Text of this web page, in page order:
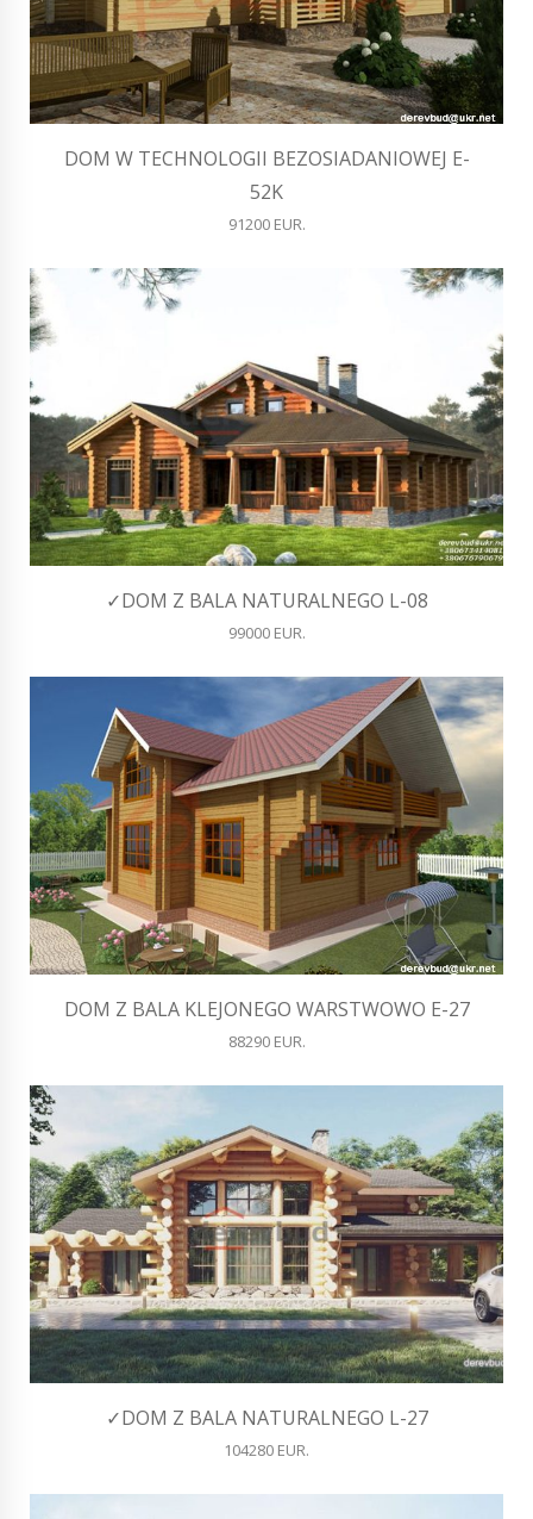
DOM W TECHNOLOGII BEZOSIADANIOWEJ E-
52K
91200 EUR.
✓DOM Z BALA NATURALNEGO L-08
99000 EUR.
DOM Z BALA KLEJONEGO WARSTWOWO E-27
88290 EUR.
✓DOM Z BALA NATURALNEGO L-27
104280 EUR.